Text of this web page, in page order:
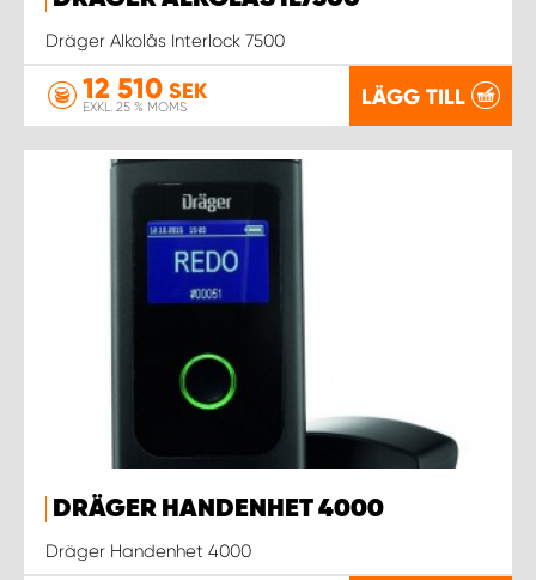
Dräger Alkolås Interlock 7500
12 510 SEK
EXKL. 25 % MOMS LÄGG TILL
DRÄGER HANDENHET 4000
Dräger Handenhet 4000
WORK SYSTEM SKELLEFTEÅ
WORK SYSTEM STAFFANSTORP
WORK SYSTEM STOCKHOLM NORR
WORK SYSTEM SUNDSVALL
WORK SYSTEM UMEÅ